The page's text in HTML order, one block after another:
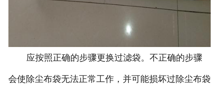
应按照正确的步骤更换过滤袋。不正确的步骤
会使除尘布袋无法正常工作，并可能损坏过除尘布袋